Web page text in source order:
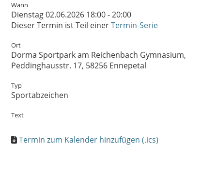
Wann
Dienstag 02.06.2026 18:00 - 20:00
Dieser Termin ist Teil einerTermin-Serie
Ort
Dorma Sportpark am Reichenbach Gymnasium,
Peddinghausstr. 17, 58256 Ennepetal
Typ
Sportabzeichen
Text
Termin zum Kalender hinzufügen (.ics)